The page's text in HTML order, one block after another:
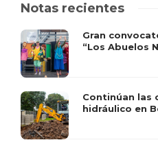
Notas recientes
Gran
“Los Abuelos
Continúan las
hidráulico en